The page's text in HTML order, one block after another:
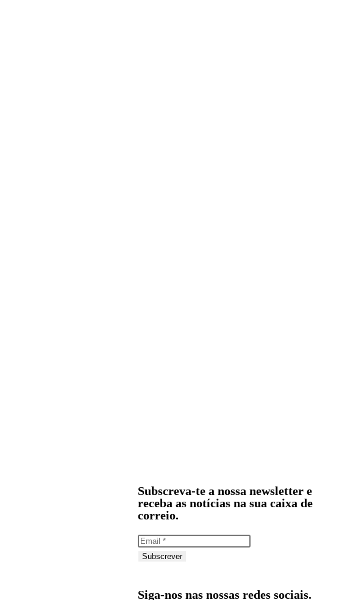
Subscreva-te a nossa newsletter e
receba as notícias na sua caixa de
correio.
Subscrever
Siga-nos nas nossas redes sociais.